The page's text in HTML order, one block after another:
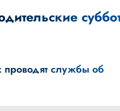
проводят службы об